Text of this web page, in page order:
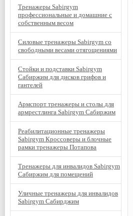
Тренажеры Sabirgym
профессиональные и домашние с
собственным весом
Силовые тренажеры Sabirgym со
свободными весами отягощениями
Стойки и подставки Sabirgym
Сабиржим для дисков грифов и
гантелей
Армспорт тренажеры и столы для
армрестлинга Sabirgym Сабиржим
Реабилитационные тренажеры
Sabirgym Кроссоверы и блочные
рамки тренажеры Потапова
Тренажеры для инвалидов Sabirgym
Сабиржим для помещений
Уличные тренажеры для инвалидов
Sabirgym Сабирджим